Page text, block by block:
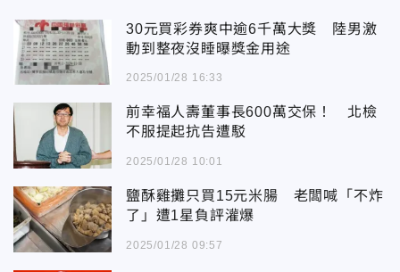
30元買彩券爽中逾6千萬大獎 陸男激
動到整夜沒睡曝獎金用途
2025/01/28 16:33
前幸福人壽董事長600萬交保！ 北檢
不服提起抗告遭駁
2025/01/28 10:01
鹽酥雞攤只買15元米腸 老闆喊「不炸
了」遭1星負評灌爆
2025/01/28 09:57